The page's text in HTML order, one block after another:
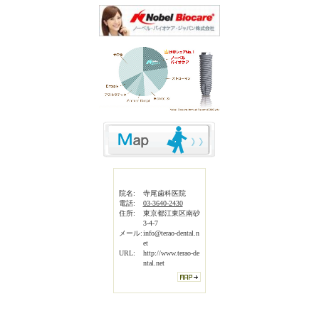
院名:
寺尾歯科医院
電話:
03-3640-2430
住所:
東京都江東区南砂
3-4-7
メール:info@terao-dental.n
et
URL:
http://www.terao-de
ntal.net